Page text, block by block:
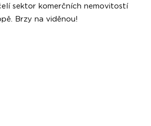
sektor komerčních nemovitostí
Brzy na viděnou!